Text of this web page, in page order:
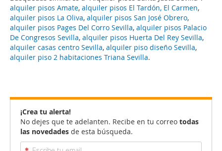
alquiler pisos Amate, alquiler pisos El Tardón, El Carmen,
alquiler pisos La Oliva, alquiler pisos San José Obrero,
alquiler pisos Pages Del Corro Sevilla, alquiler pisos Palacio
De Congresos Sevilla, alquiler pisos Huerta Del Rey Sevilla,
alquiler casas centro Sevilla, alquiler piso diseño Sevilla,
alquiler piso 2 habitaciones Triana Sevilla.
¡Crea tu alerta!
No dejes que te adelanten. Recibe en tu correo todas
las novedades de esta búsqueda.